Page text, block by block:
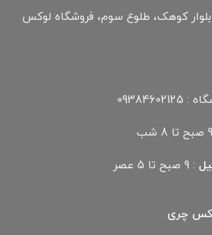
کوهک، طلوع سوم، فروشگاه لوکس
: 9 صبح تا 5 عصر
چری